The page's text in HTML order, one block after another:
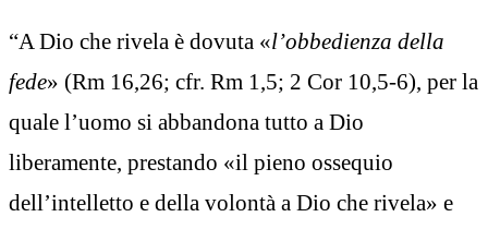
“A Dio che rivela è dovuta «l’obbedienza della
fede» (Rm 16,26; cfr. Rm 1,5; 2 Cor 10,5-6), per la
quale l’uomo si abbandona tutto a Dio
liberamente, prestando «il pieno ossequio
dell’intelletto e della volontà a Dio che rivela» e